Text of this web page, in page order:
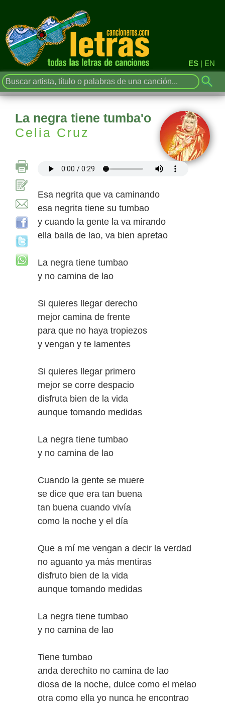
ES | EN
La negra tiene tumba'o
Celia Cruz
Esa negrita que va caminando
esa negrita tiene su tumbao
y cuando la gente la va mirando
ella baila de lao, va bien apretao
La negra tiene tumbao
y no camina de lao
Si quieres llegar derecho
mejor camina de frente
para que no haya tropiezos
y vengan y te lamentes
Si quieres llegar primero
mejor se corre despacio
disfruta bien de la vida
aunque tomando medidas
La negra tiene tumbao
y no camina de lao
Cuando la gente se muere
se dice que era tan buena
tan buena cuando vivía
como la noche y el día
Que a mí me vengan a decir la verdad
no aguanto ya más mentiras
disfruto bien de la vida
aunque tomando medidas
La negra tiene tumbao
y no camina de lao
Tiene tumbao
anda derechito no camina de lao
diosa de la noche, dulce como el melao
otra como ella yo nunca he encontrao